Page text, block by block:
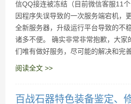
信QQ接连被冻结（目前微信客服11
因程序失误导致的一次服务端宕机，
全新服务器，升级运行平台导致的不
诸多不便。 确实非常非常抱歉，大家
们唯有做好服务，尽可能的解决和完
阅读全文 >>
百战石器特色装备鉴定、